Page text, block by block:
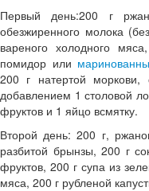
Первый день:200 г
обезжиренного молока
вареного холодного
помидор или
200 г натертой
добавлением 1 столовой
фруктов и 1 яйцо всмятку.
Второй день: 200 г,
разбитой брынзы, 200 г
фруктов, 200 г супа из
мяса, 200 г рубленой